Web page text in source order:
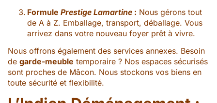
Formule Prestige Lamartine : Nous gérons tout
de A à Z. Emballage, transport, déballage. Vous
arrivez dans votre nouveau foyer prêt à vivre.
Nous offrons également des services annexes. Besoin
de garde-meuble temporaire ? Nos espaces sécurisés
sont proches de Mâcon. Nous stockons vos biens en
toute sécurité et flexibilité.